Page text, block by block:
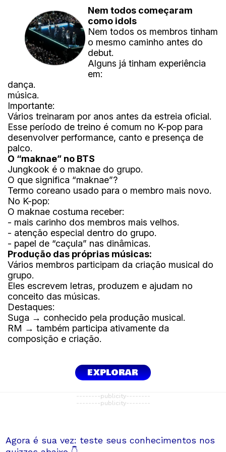
Nem todos começaram
como idols
Nem todos os membros tinham
o mesmo caminho antes do
debut.
Alguns já tinham experiência
em:
dança.
música.
Importante:
Vários treinaram por anos antes da estreia oficial.
Esse período de treino é comum no K-pop para
desenvolver performance, canto e presença de
palco.
O “maknae” no BTS
Jungkook é o maknae do grupo.
O que significa “maknae”?
Termo coreano usado para o membro mais novo.
No K-pop:
O maknae costuma receber:
- mais carinho dos membros mais velhos.
- atenção especial dentro do grupo.
- papel de “caçula” nas dinâmicas.
Produção das próprias músicas:
Vários membros participam da criação musical do
grupo.
Eles escrevem letras, produzem e ajudam no
conceito das músicas.
Destaques:
Suga → conhecido pela produção musical.
RM → também participa ativamente da
composição e criação.
EXPLORAR
--------publicity--------
--------publicity--------
Agora é sua vez: teste seus conhecimentos nos